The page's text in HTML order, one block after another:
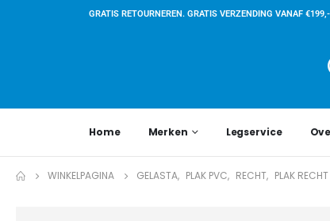
GRATIS RETOURNEREN. GRATIS VERZENDING VANAF
Home Merken Legservice
WINKELPAGINA GELASTA, PLAK PVC, RECHT, PLAK RECHT